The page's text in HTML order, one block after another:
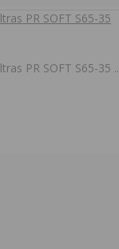
PR SOFT S65-35
PR SOFT S65-35 ..